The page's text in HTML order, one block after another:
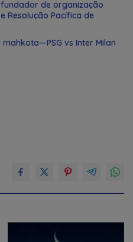
de organização
Resolução Pacífica de
vs Inter Milan